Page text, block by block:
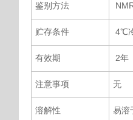
4℃
2年
无
鉴别方法
贮存条件
有效期
注意事项
溶解性 易溶